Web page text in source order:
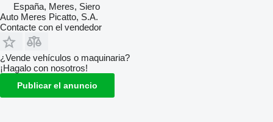
España, Meres, Siero
Auto Meres Picatto, S.A.
Contacte con el vendedor
¿Vende vehículos o maquinaria?
¡Hagalo con nosotros!
Publicar el anuncio